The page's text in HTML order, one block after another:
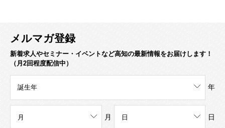
メルマガ登録
新着求人やセミナー・イベントなど高知の最新情報をお届けします！
（月2回程度配信中）
年
月 日